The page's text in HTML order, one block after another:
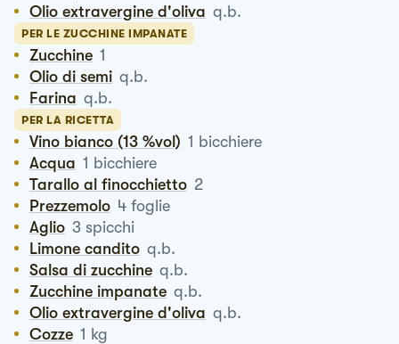
Olio extravergine d'oliva q.b.
PER LE ZUCCHINE IMPANATE
Zucchine 1
Olio di semi q.b.
Farina q.b.
PER LA RICETTA
Vino bianco (13 %vol) 1 bicchiere
Acqua 1 bicchiere
Tarallo al finocchietto 2
Prezzemolo 4 foglie
Aglio 3 spicchi
Limone candito q.b.
Salsa di zucchine q.b.
Zucchine impanate q.b.
Olio extravergine d'oliva q.b.
Cozze 1 kg